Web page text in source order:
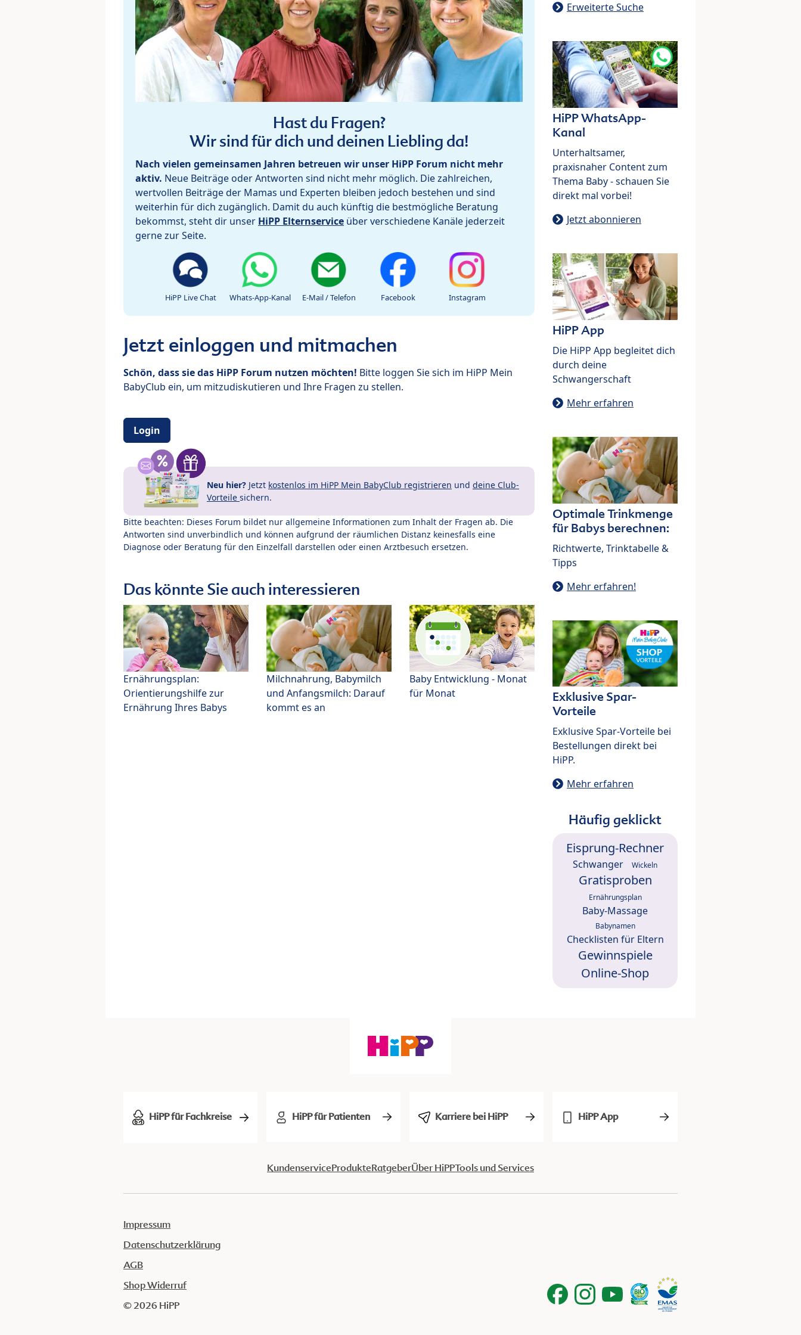
Hast du Fragen?
Wir sind für dich und deinen Liebling da!
Nach vielen gemeinsamen Jahren betreuen wir unser HiPP Forum nicht mehr
aktiv. Neue Beiträge oder Antworten sind nicht mehr möglich. Die zahlreichen,
wertvollen Beiträge der Mamas und Experten bleiben jedoch bestehen und sind
weiterhin für dich zugänglich. Damit du auch künftig die bestmögliche Beratung
bekommst, steht dir unser HiPP Elternservice über verschiedene Kanäle jederzeit
gerne zur Seite.
HiPP Live Chat Whats-App-Kanal E-Mail / Telefon Facebook Instagram
Jetzt einloggen und mitmachen
Schön, dass sie das HiPP Forum nutzen möchten! Bitte loggen Sie sich im HiPP Mein
BabyClub ein, um mitzudiskutieren und Ihre Fragen zu stellen.
Login
Neu hier? Jetzt kostenlos im HiPP Mein BabyClub registrieren und deine Club-
Vorteile sichern.
Bitte beachten: Dieses Forum bildet nur allgemeine Informationen zum Inhalt der Fragen ab. Die
Antworten sind unverbindlich und können aufgrund der räumlichen Distanz keinesfalls eine
Diagnose oder Beratung für den Einzelfall darstellen oder einen Arztbesuch ersetzen.
Das könnte Sie auch interessieren
Ernährungsplan:
Orientierungshilfe zur
Ernährung Ihres Babys
Milchnahrung, Babymilch
und Anfangsmilch: Darauf
kommt es an
Baby Entwicklung - Monat
für Monat
Erweiterte Suche
HiPP WhatsApp-
Kanal
Unterhaltsamer,
praxisnaher Content zum
Thema Baby - schauen Sie
direkt mal vorbei!
Jetzt abonnieren
HiPP App
Die HiPP App begleitet dich
durch deine
Schwangerschaft
Mehr erfahren
Optimale Trinkmenge
für Babys berechnen:
Richtwerte, Trinktabelle &
Tipps
Mehr erfahren!
Exklusive Spar-
Vorteile
Exklusive Spar-Vorteile bei
Bestellungen direkt bei
HiPP.
Mehr erfahren
Häufig geklickt
Eisprung-Rechner
Schwanger Wickeln
Gratisproben
Ernährungsplan
Baby-Massage
Babynamen
Checklisten für Eltern
Gewinnspiele
Online-Shop
HiPP für Fachkreise HiPP für Patienten Karriere bei HiPP HiPP App
KundenserviceProdukteRatgeberÜber HiPPTools und Services
Impressum
Datenschutzerklärung
AGB
Shop Widerruf
© 2026 HiPP